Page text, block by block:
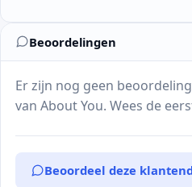
Beoordelingen
Er zijn nog geen
van About You. Wees de
Beoordeel deze